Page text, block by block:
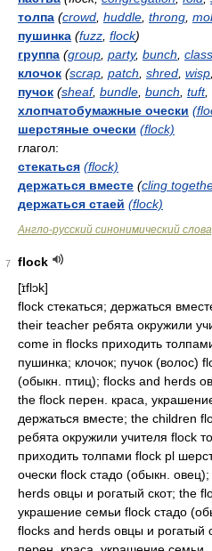
толпа (crowd huddle throng
пушинка (fuzz flock)
группа (group party, bunch class
клочок (scrap patch shred wisp
пучок (sheaf, bundle bunch tuft,
хлопчатобумажные очески
шерстяные очески (flock)
глагол:
стекаться (flock)
держаться вместе (cling
держаться стаей (flock)
Англо-русский синонимический
7
flock
[̈ɪflɔk]
flock стекаться; держаться
their teacher ребята окружили
come in flocks приходить
пушинка; клочок; пучок (волос)
(обыкн. птиц); flocks and herds
the flock перен. краса,
держаться вместе; the children
ребята окружили учителя flock
приходить толпами flock pl
очески flock стадо (обыкн.
herds овцы и рогатый скот; the
украшение семьи flock стадо
flocks and herds овцы и рогатый